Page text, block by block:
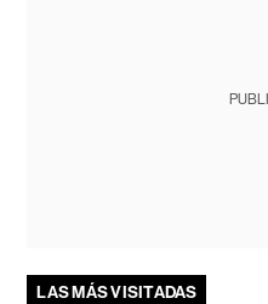
LAS MÁS VISITADAS